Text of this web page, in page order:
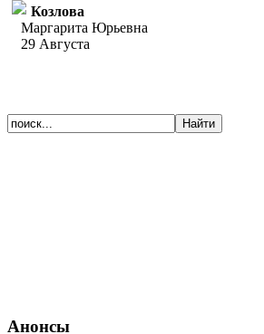
Козлова
Маргарита Юрьевна
29 Августа
Анонсы